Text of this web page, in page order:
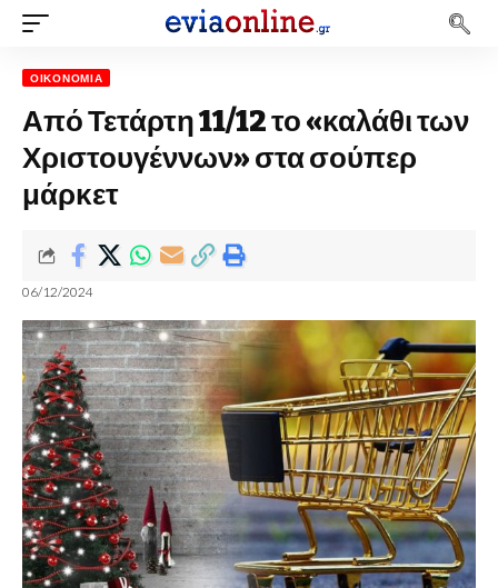
ΟΙΚΟΝΟΜΊΑ
Από Τετάρτη 11/12 το «καλάθι των
Χριστουγέννων» στα σούπερ
μάρκετ
06/12/2024